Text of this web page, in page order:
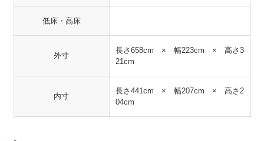
低床・高床
外寸
長さ658cm × 幅223cm × 高さ3
21cm
内寸
長さ441cm × 幅207cm × 高さ2
04cm